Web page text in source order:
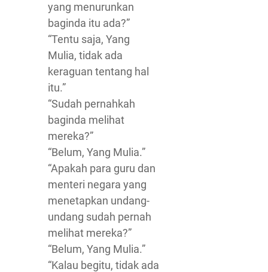
yang menurunkan
baginda itu ada?”
“Tentu saja, Yang
Mulia, tidak ada
keraguan tentang hal
itu.”
“Sudah pernahkah
baginda melihat
mereka?”
“Belum, Yang Mulia.”
“Apakah para guru dan
menteri negara yang
menetapkan undang-
undang sudah pernah
melihat mereka?”
“Belum, Yang Mulia.”
“Kalau begitu, tidak ada